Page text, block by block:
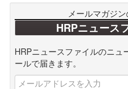
メールマガジ
HRPニュース
HRPニュースファイルのニュ
ールで届きます。